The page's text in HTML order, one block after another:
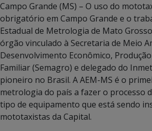
Campo Grande (MS) – O uso do
obrigatório em Campo Grande e o
Estadual de Metrologia de Mato
órgão vinculado à Secretaria de Meio
Desenvolvimento Econômico,
Familiar (Semagro) e delegado do
pioneiro no Brasil. A AEM-MS é o
metrologia do país a fazer o processo
tipo de equipamento que está sendo
mototaxistas da Capital.